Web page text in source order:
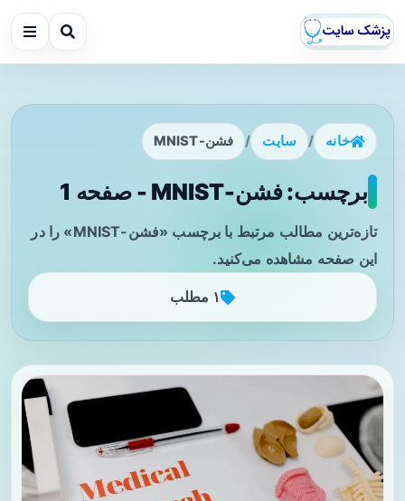
خانه / سایت / فشن-MNIST
برچسب: فشن-MNIST - صفحه 1
تازه‌ترین مطالب مرتبط با برچسب «فشن-MNIST» را در
این صفحه مشاهده می‌کنید.
۱ مطلب